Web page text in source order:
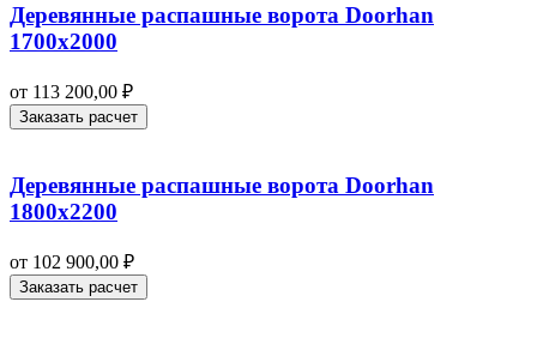
Деревянные распашные ворота Doorhan
1700х2000
от 113 200,00 ₽
Заказать расчет
Деревянные распашные ворота Doorhan
1800х2200
от 102 900,00 ₽
Заказать расчет